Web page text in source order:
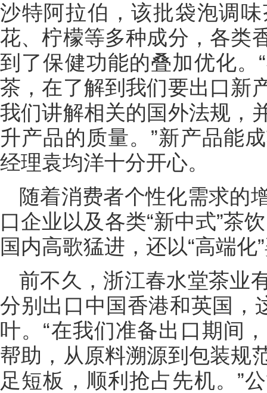
沙特阿拉伯，该批袋泡调
花、柠檬等多种成分，各类
到了保健功能的叠加优化
茶，在了解到我们要出口新
我们讲解相关的国外法规，
升产品的质量。”新产品能
经理袁均洋十分开心。
随着消费者个性化需求的
口企业以及各类“新中式”茶
国内高歌猛进，还以“高端
前不久，浙江春水堂茶业
分别出口中国香港和英国，
叶。“在我们准备出口期间
帮助，从原料溯源到包装规
足短板，顺利抢占先机。”